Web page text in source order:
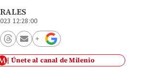
12:28:00
Únete al canal de Milenio